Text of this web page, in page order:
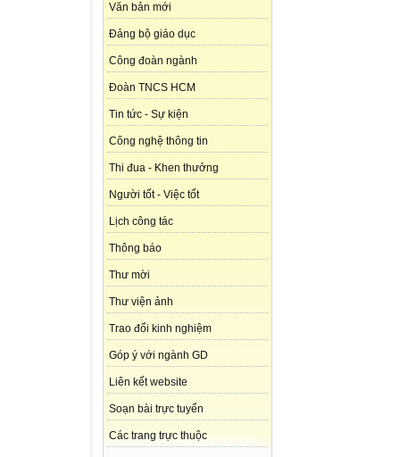
Văn bản mới
Đảng bộ giáo dục
Công đoàn ngành
Đoàn TNCS HCM
Tin tức - Sự kiện
Công nghệ thông tin
Thi đua - Khen thưởng
Người tốt - Việc tốt
Lịch công tác
Thông báo
Thư mời
Thư viện ảnh
Trao đổi kinh nghiệm
Góp ý với ngành GD
Liên kết website
Soạn bài trực tuyến
Các trang trực thuộc